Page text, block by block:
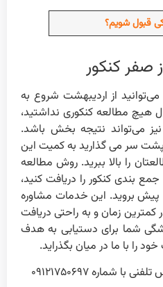
قبول شویم؟
صفر کنکور
از اردیبهشت شروع به
هیچ مطالعه کنکوری نداشتید،
می‌تواند نتیجه بخش باشد.
شکل پشت سر می گذارید به کمیت این
را بالا ببرید‌. روش مطالعه
جمع بندی کنکور را دریافت کنید،
پیش بروید. این خدمات مشاوره
کمترین زمان و به راحتی دریافت
شما برای دستیابی به هدف
را با ما در میان بگذراید‌.
با شماره ۰۹۱۲۱۷۵۰۶۹۷